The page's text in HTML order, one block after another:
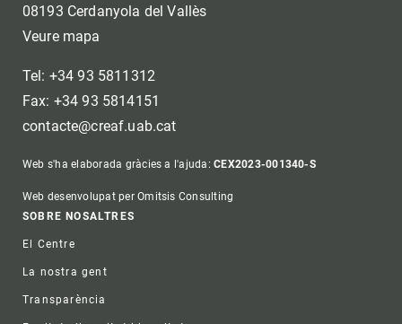
08193 Cerdanyola del Vallès
Veure mapa
Tel: +34 93 5811312
Fax: +34 93 5814151
contacte@creaf.uab.cat
Web s'ha elaborada gràcies a l'ajuda:CEX2023-001340-S
Web desenvolupat per Omitsis Consulting
Footer
SOBRE NOSALTRES
El Centre
La nostra gent
Transparència